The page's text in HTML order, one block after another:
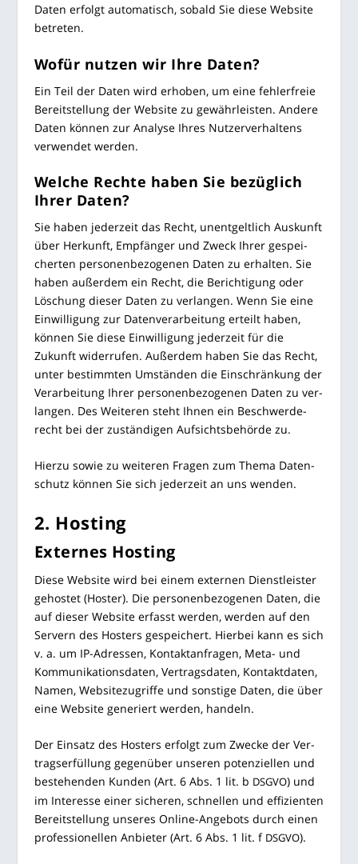
Daten erfolgt auto­ma­tisch, sobald Sie die­se Web­site
betreten.
Wofür nut­zen wir Ihre Daten?
Ein Teil der Daten wird erho­ben, um eine feh­ler­freie
Bereit­stel­lung der Web­site zu gewähr­leis­ten. Ande­re
Daten kön­nen zur Ana­ly­se Ihres Nut­zer­ver­hal­tens
ver­wen­det werden.
Wel­che Rech­te haben Sie bezüg­lich
Ihrer Daten?
Sie haben jeder­zeit das Recht, unent­gelt­lich Aus­kunft
über Her­kunft, Emp­fän­ger und Zweck Ihrer gespei­
cher­ten per­so­nen­be­zo­ge­nen Daten zu erhal­ten. Sie
haben außer­dem ein Recht, die Berich­ti­gung oder
Löschung die­ser Daten zu ver­lan­gen. Wenn Sie eine
Ein­wil­li­gung zur Daten­ver­ar­bei­tung erteilt haben,
kön­nen Sie die­se Ein­wil­li­gung jeder­zeit für die
Zukunft wider­ru­fen. Außer­dem haben Sie das Recht,
unter bestimm­ten Umstän­den die Ein­schrän­kung der
Ver­ar­bei­tung Ihrer per­so­nen­be­zo­ge­nen Daten zu ver­
lan­gen. Des Wei­te­ren steht Ihnen ein Beschwer­de­
recht bei der zustän­di­gen Auf­sichts­be­hör­de zu.
Hier­zu sowie zu wei­te­ren Fra­gen zum The­ma Daten­
schutz kön­nen Sie sich jeder­zeit an uns wenden.
2. Hos­ting
Exter­nes Hosting
Die­se Web­site wird bei einem exter­nen Dienst­leis­ter
gehos­tet (Hos­ter). Die per­so­nen­be­zo­ge­nen Daten, die
auf die­ser Web­site erfasst wer­den, wer­den auf den
Ser­vern des Hos­ters gespei­chert. Hier­bei kann es sich
v. a. um IP-Adres­sen, Kon­takt­an­fra­gen, Meta- und
Kom­mu­ni­ka­ti­ons­da­ten, Ver­trags­da­ten, Kon­takt­da­ten,
Namen, Web­site­zu­grif­fe und sons­ti­ge Daten, die über
eine Web­site gene­riert wer­den, handeln.
Der Ein­satz des Hos­ters erfolgt zum Zwe­cke der Ver­
trags­er­fül­lung gegen­über unse­ren poten­zi­el­len und
bestehen­den Kun­den (Art. 6 Abs. 1 lit. b DSGVO) und
im Inter­es­se einer siche­ren, schnel­len und effi­zi­en­ten
Bereit­stel­lung unse­res Online-Ange­bots durch einen
pro­fes­sio­nel­len Anbie­ter (Art. 6 Abs. 1 lit. f DSGVO).